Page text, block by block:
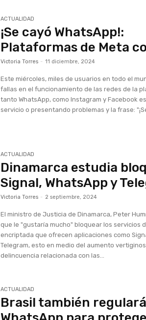
ACTUALIDAD
¡Se cayó WhatsApp!:
Plataformas de Meta
Victoria Torres - 11 diciembre, 2024
Este miércoles, miles de usuarios en todo el
fallas en el funcionamiento de las redes de la
tanto WhatsApp, como Instagram y Facebook
servicio o presentando problemas y la frase:
ACTUALIDAD
Dinamarca estudia
Signal, WhatsApp y
Victoria Torres - 2 septiembre, 2024
El ministro de Justicia de Dinamarca, Peter
que le "gustaría mucho" bloquear los servicios
encriptada que ofrecen aplicaciones como
Telegram, esto en medio del aumento
delincuencia relacionada con las...
ACTUALIDAD
Brasil también regulará